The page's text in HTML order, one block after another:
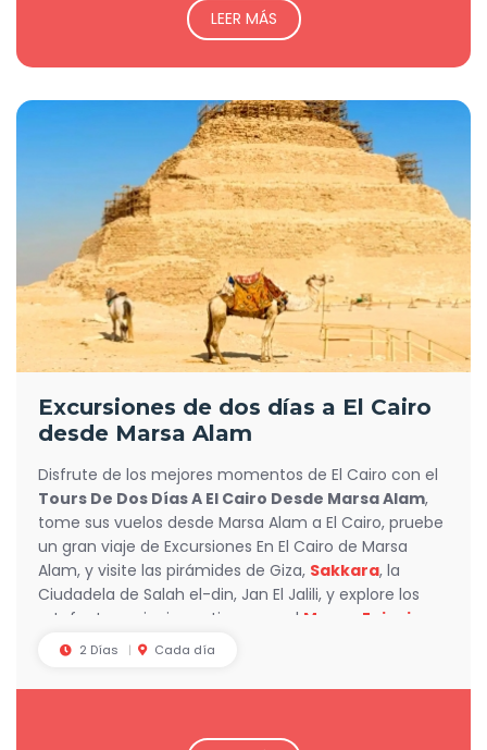
LEER MÁS
Excursiones de dos días a El Cairo
desde Marsa Alam
Disfrute de los mejores momentos de El Cairo con el
Tours De Dos Días A El Cairo Desde Marsa Alam,
tome sus vuelos desde Marsa Alam a El Cairo, pruebe
un gran viaje de Excursiones En El Cairo de Marsa
Alam, y visite las pirámides de Giza, Sakkara, la
Ciudadela de Salah el-din, Jan El Jalili, y explore los
artefactos egipcios antiguos en el Museo Egipcio
2 Días Cada día